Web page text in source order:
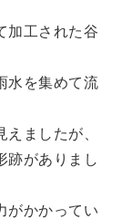
加工された谷
水を集めて流
ましたが、
跡がありまし
がかかってい